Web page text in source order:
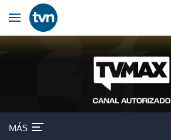
Ir al contenido
Obrir navegació
MÁS